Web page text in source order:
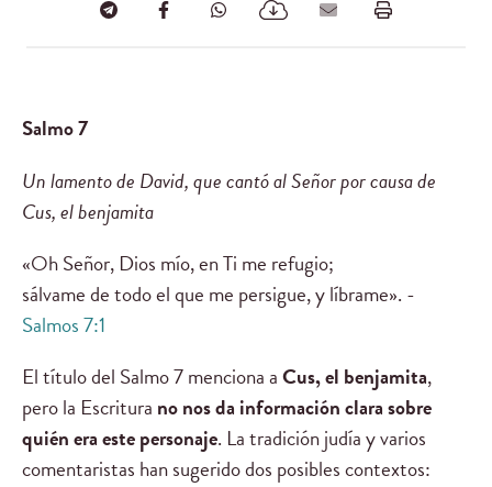
Salmo 7
Un lamento de David, que cantó al Señor por causa de
Cus, el benjamita
«Oh Señor, Dios mío, en Ti me refugio;
sálvame de todo el que me persigue, y líbrame». -
Salmos 7:1
El título del Salmo 7 menciona aCus, el benjamita,
pero la Escritura no nos da información clara sobre
quién era este personaje. La tradición judía y varios
comentaristas han sugerido dos posibles contextos: